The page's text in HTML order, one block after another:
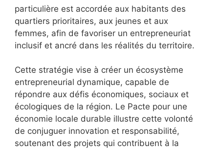
particulière est accordée aux habitants des
quartiers prioritaires, aux jeunes et aux
femmes, afin de favoriser un entrepreneuriat
inclusif et ancré dans les réalités du territoire.
Cette stratégie vise à créer un écosystème
entrepreneurial dynamique, capable de
répondre aux défis économiques, sociaux et
écologiques de la région. Le Pacte pour une
économie locale durable illustre cette volonté
de conjuguer innovation et responsabilité,
soutenant des projets qui contribuent à la